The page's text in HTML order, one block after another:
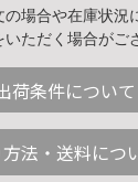
場合や在庫状況
ただく場合がご
荷条件について
法・送料につ